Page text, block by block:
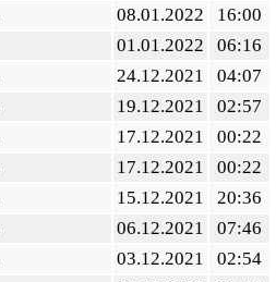
08.01.2022
16:00
01.01.2022
06:16
24.12.2021
04:07
19.12.2021
02:57
17.12.2021
00:22
17.12.2021
00:22
15.12.2021
20:36
06.12.2021
07:46
03.12.2021
02:54